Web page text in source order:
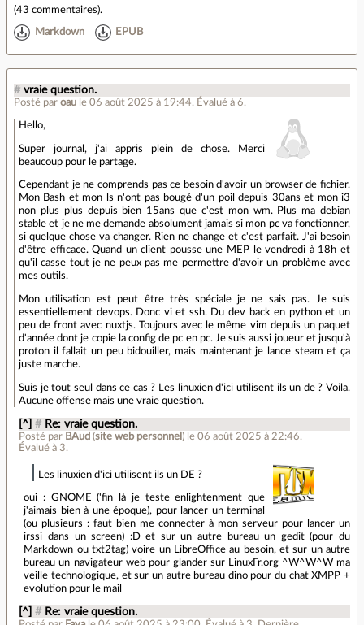
(43 commentaires).
Markdown EPUB
# vraie question.
Posté par oau le 06 août 2025 à 19:44. Évalué à 6.
Hello,
Super journal, j'ai appris plein de chose. Merci
beaucoup pour le partage.
Cependant je ne comprends pas ce besoin d'avoir un browser de fichier.
Mon Bash et mon ls n'ont pas bougé d'un poil depuis 30ans et mon i3
non plus plus depuis bien 15ans que c'est mon wm. Plus ma debian
stable et je ne me demande absolument jamais si mon pc va fonctionner,
si quelque chose va changer. Rien ne change et c'est parfait. J'ai besoin
d'être efficace. Quand un client pousse une MEP le vendredi à 18h et
qu'il casse tout je ne peux pas me permettre d'avoir un problème avec
mes outils.
Mon utilisation est peut être très spéciale je ne sais pas. Je suis
essentiellement devops. Donc vi et ssh. Du dev back en python et un
peu de front avec nuxtjs. Toujours avec le même vim depuis un paquet
d'année dont je copie la config de pc en pc. Je suis aussi joueur et jusqu'à
proton il fallait un peu bidouiller, mais maintenant je lance steam et ça
juste marche.
Suis je tout seul dans ce cas ? Les linuxien d'ici utilisent ils un de ? Voila.
Aucune offense mais une vraie question.
[^] # Re: vraie question.
Posté par BAud (site web personnel ) le 06 août 2025 à 22:46.
Évalué à 3.
Les linuxien d'ici utilisent ils un DE ?
oui : GNOME ('fin là je teste enlightenment que
j'aimais bien à une époque), pour lancer un terminal
(ou plusieurs : faut bien me connecter à mon serveur pour lancer un
irssi dans un screen) :D et sur un autre bureau un gedit (pour du
Markdown ou txt2tag) voire un LibreOffice au besoin, et sur un autre
bureau un navigateur web pour glander sur LinuxFr.org ^W^W^W ma
veille technologique, et sur un autre bureau dino pour du chat XMPP +
evolution pour le mail
[^] # Re: vraie question.